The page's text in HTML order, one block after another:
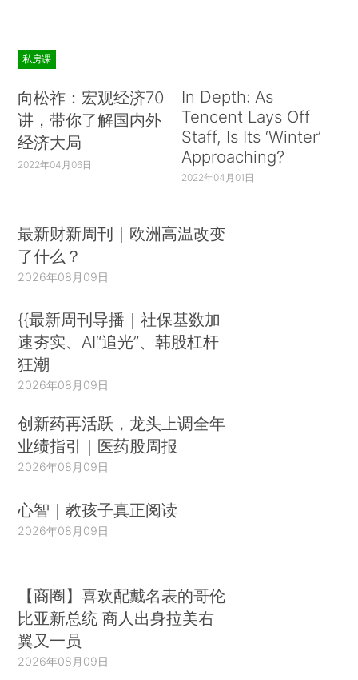
私房课
向松祚：宏观经济70
讲，带你了解国内外
经济大局
2022年04月06日
In Depth: As
Tencent Lays Off
Staff, Is Its ‘Winter’
Approaching?
2022年04月01日
最新财新周刊｜欧洲高温改变
了什么？
2026年08月09日
{{最新周刊导播｜社保基数加
速夯实、AI“追光”、韩股杠杆
狂潮
2026年08月09日
创新药再活跃，龙头上调全年
业绩指引｜医药股周报
2026年08月09日
心智｜教孩子真正阅读
2026年08月09日
【商圈】喜欢配戴名表的哥伦
比亚新总统 商人出身拉美右
翼又一员
2026年08月09日